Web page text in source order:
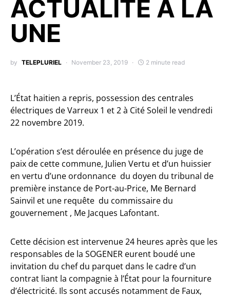
ACTUALITÉ A LA
UNE
by TELEPLURIEL November 23, 2019 2 minute read
L’État haitien a repris, possession des centrales
électriques de Varreux 1 et 2 à Cité Soleil le vendredi
22 novembre 2019.
L’opération s’est déroulée en présence du juge de
paix de cette commune, Julien Vertu et d’un huissier
en vertu d’une ordonnance du doyen du tribunal de
première instance de Port-au-Price, Me Bernard
Sainvil et une requête du commissaire du
gouvernement , Me Jacques Lafontant.
Cette décision est intervenue 24 heures après que les
responsables de la SOGENER eurent boudé une
invitation du chef du parquet dans le cadre d’un
contrat liant la compagnie à l’État pour la fourniture
d’électricité. Ils sont accusés notamment de Faux,